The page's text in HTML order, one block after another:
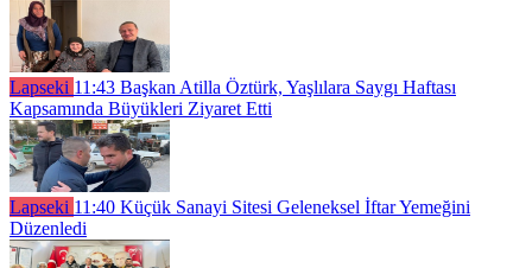
Lapseki 11:43 Başkan Atilla Öztürk, Yaşlılara Saygı Haftası
Kapsamında Büyükleri Ziyaret Etti
Lapseki 11:40 Küçük Sanayi Sitesi Geleneksel İftar Yemeğini
Düzenledi